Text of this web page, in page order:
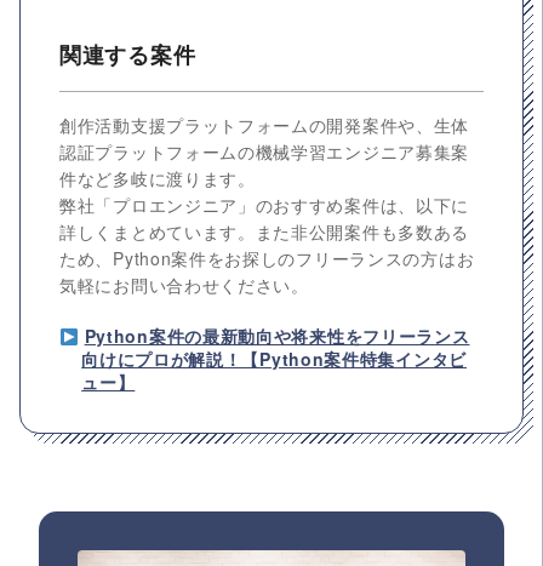
関連する案件
創作活動支援プラットフォームの開発案件や、生体
認証プラットフォームの機械学習エンジニア募集案
件など多岐に渡ります。
弊社「プロエンジニア」のおすすめ案件は、以下に
詳しくまとめています。また非公開案件も多数ある
ため、Python案件をお探しのフリーランスの方はお
気軽にお問い合わせください。
Python案件の最新動向や将来性をフリーランス
向けにプロが解説！【Python案件特集インタビ
ュー】